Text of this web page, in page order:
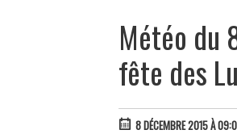
Météo du
fête des
8 DÉCEMBRE 2015 À